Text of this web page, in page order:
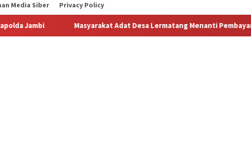
Media Siber Privacy Policy
Desa Lermatang Menanti Pembayaran Lahan: Antara Dugaan